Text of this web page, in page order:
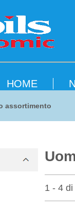
HOME
assortimento
1 - 4 di